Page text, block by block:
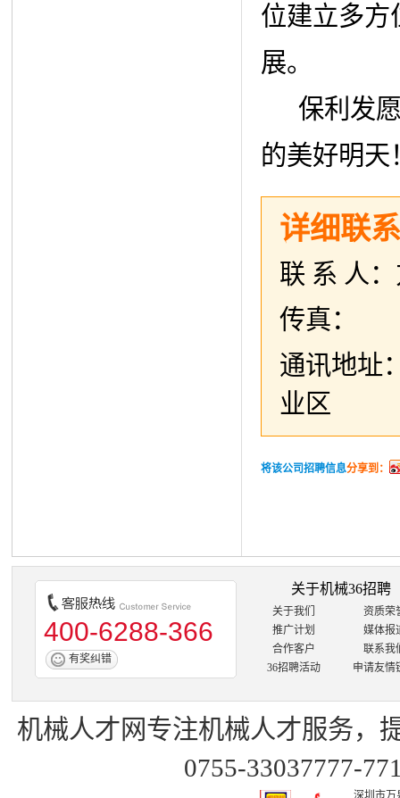
位建立多方
展。
保利发愿
的美好明天
详细联
联 系 人：
传真：
通讯地址
业区
将该公司招聘信息分享到：
400-6288-366
有奖纠错
关于机械36招聘
关于我们
资质荣
推广计划
媒体报
合作客户
联系我
36招聘活动
申请友情
机械人才网专注机械人才服务，
0755-33037777-
深圳市万